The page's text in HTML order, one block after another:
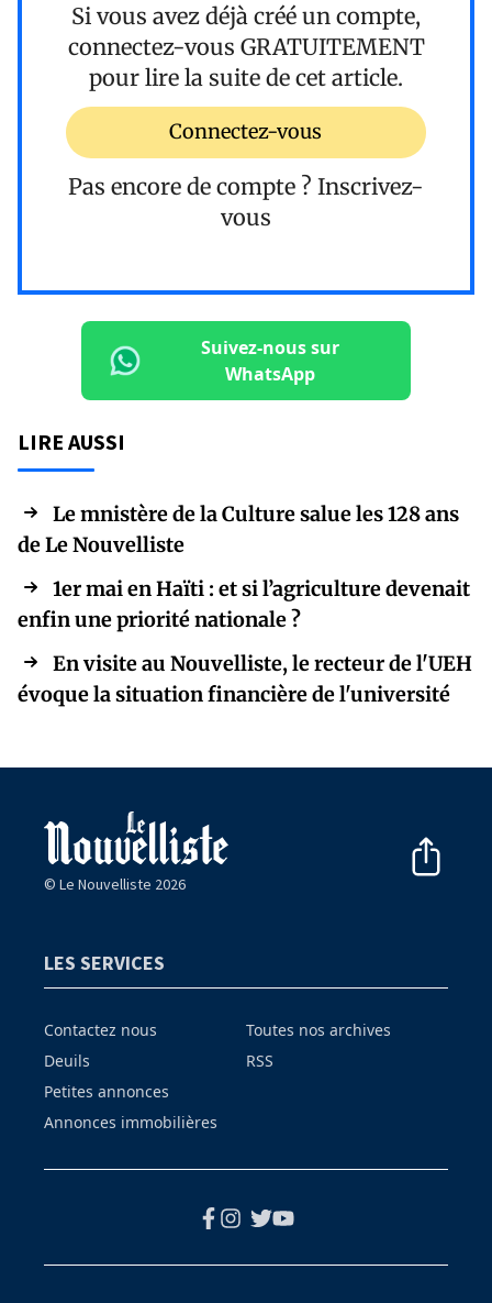
Si vous avez déjà créé un compte,
connectez-vous GRATUITEMENT
pour lire la suite de cet article.
Connectez-vous
Pas encore de compte ? Inscrivez-
vous
Suivez-nous sur
WhatsApp
LIRE AUSSI
Le mnistère de la Culture salue les 128 ans
de Le Nouvelliste
1er mai en Haïti : et si l’agriculture devenait
enfin une priorité nationale ?
En visite au Nouvelliste, le recteur de l'UEH
évoque la situation financière de l'université
© Le Nouvelliste 2026
LES SERVICES
Contactez nous
Deuils
Petites annonces
Annonces immobilières
Toutes nos archives
RSS